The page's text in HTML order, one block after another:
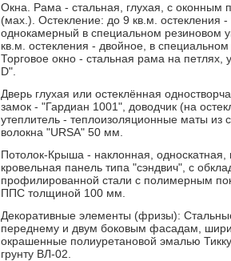
Окна. Рама - стальная, глухая, с
(мах.). Остекление: до 9 кв.м. остекления -
однокамерный в специальном резиновом
кв.м. остекления - двойное, в
Торговое окно - стальная рама на петлях,
D".
Дверь глухая или остеклённая
замок - "Гардиан 1001", доводчик (на
утеплитель - теплоизоляционные маты из
волокна "URSA" 50 мм.
Потолок-Крыша - наклонная, односкатная,
кровельная панель типа "сэндвич", с
профилированной стали с полимерным
ППС толщиной 100 мм.
Декоративные элементы (фризы):
переднему и двум боковым фасадам,
окрашенные полиуретановой эмалью
грунту ВЛ-02.